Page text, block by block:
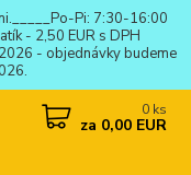
Pi: 7:30-16:00
- 2,50 EUR s DPH
- objednávky budeme
0 ks
za 0,00 EUR